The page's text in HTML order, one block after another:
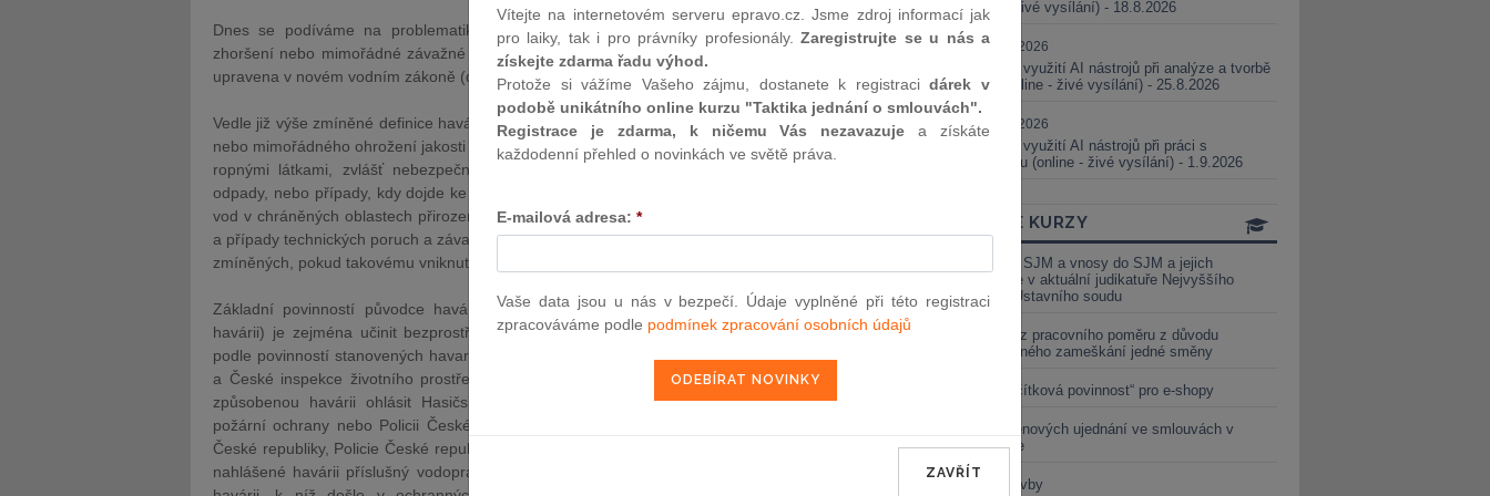
Dnes se podíváme na problematiku odstraňování havárií, jež představují mimořádné závažné
zhoršení nebo mimořádné závažné ohrožení jakosti povrchových nebo podzemních vod, tak jak je
upravena v novém vodním zákoně (dále jen zákon), jež vstoupí v účinnost již 1.1.2002.
Vedle již výše zmíněné definice havárie považuje zákon za havárii také případy závažného zhoršení
nebo mimořádného ohrožení jakosti povrchových nebo podzemních vod
ropnými látkami, zvlášť nebezpečnými látkami, popřípadě radioaktivními zářiči a radioaktivními
odpady, nebo případy, kdy dojde ke zhoršení nebo ohrožení jakosti povrchových nebo podzemních
vod v chráněných oblastech přirozené akumulace vod nebo v ochranných pásmech vodních zdrojů
a případy technických poruch a závad zařízení k zachycování, skladování, dopravě a odkládání výše
zmíněných, pokud takovému vniknutí předcházejí.
Základní povinností původce havárie (za původce havárie považuje zákon toho, kdo způsobil
havárii) je zejména učinit bezprostřední opatření k odstraňování příčin a následků havárie, a to
podle povinností stanovených havarijním plánem, popřípadě též podle pokynů vodoprávního úřadu
a České inspekce životního prostředí. Další povinností původce havárie je povinnost neprodleně
způsobenou havárii ohlásit Hasičskému záchrannému sboru České republiky nebo jednotkám
požární ochrany nebo Policii České republiky, případně správci povodí. Hasičský záchranný sbor
České republiky, Policie České republiky a správce povodí jsou povinni neprodleně informovat o jim
nahlášené havárii příslušný vodoprávní úřad a Českou inspekci životního prostředí, která bude o
(online - živé vysílání) - 18.8.2026
25.08.2026
Praktické využití AI nástrojů při analýze a tvorbě
smluv (online - živé vysílání) - 25.8.2026
01.09.2026
Praktické využití AI nástrojů při práci s
judikaturou (online - živé vysílání) - 1.9.2026
ONLINE KURZY
Vnosy ze SJM a vnosy do SJM a jejich
valorizace v aktuální judikatuře Nejvyššího
soudu a Ústavního soudu
Výpověď z pracovního poměru z důvodu
neomluveného zameškání jedné směny
Nová „tlačítková povinnost“ pro e-shopy
Změna cenových ujednání ve smlouvách v
energetice
Černé stavby
Vítejte na internetovém serveru epravo.cz. Jsme zdroj informací jak
pro laiky, tak i pro právníky profesionály.Zaregistrujte se u nás a
získejte zdarma řadu výhod.
Protože si vážíme Vašeho zájmu, dostanete k registracidárek v
podobě unikátního online kurzu "Taktika jednání o smlouvách".
Registrace je zdarma, k ničemu Vás nezavazuje a získáte
každodenní přehled o novinkách ve světě práva.
E-mailová adresa: *
Vaše data jsou u nás v bezpečí. Údaje vyplněné při této registraci
zpracováváme podle podmínek zpracování osobních údajů
ZAVŘÍT